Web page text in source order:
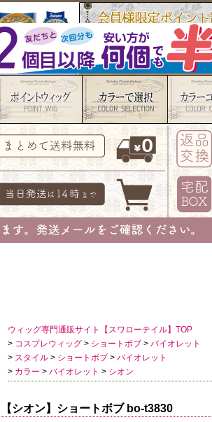
ウィッグ専門通販サイト【スワローテイル】TOP
> コスプレウィッグ > ショートボブ > バイオレット
> スタイル > ショートボブ > バイオレット
> カラー > バイオレット > シオン
【シオン】ショートボブ bo-t3830